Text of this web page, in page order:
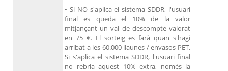
• Si NO s'aplica el sistema SDDR, l'usuari
final es queda el 10% de la valor
mitjançant un val de descompte valorat
en 75 €. El sorteig es farà quan s'hagi
arribat a les 60.000 llaunes / envasos PET.
Si s'aplica el sistema SDDR, l'usuari final
no rebria aquest 10% extra, només la